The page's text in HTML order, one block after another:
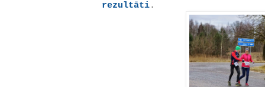
rezultāti.